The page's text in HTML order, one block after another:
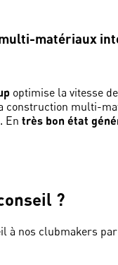
matériaux
optimise la vitesse
construction multi-
En très bon état
?
à nos clubmakers